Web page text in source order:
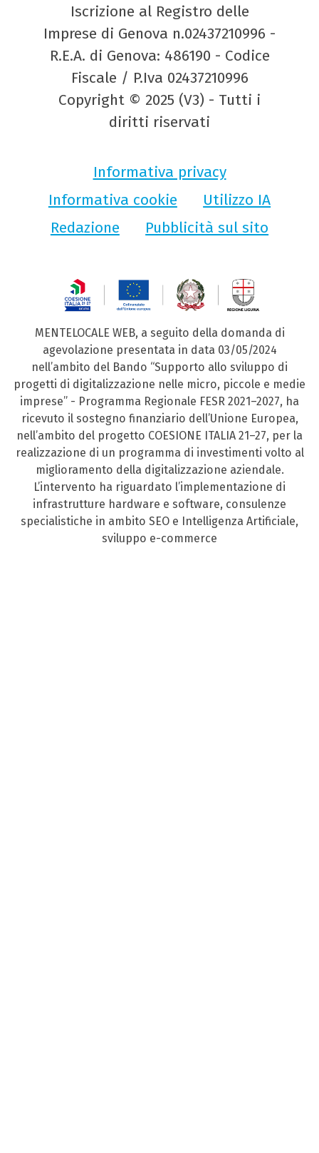
Iscrizione al Registro delle
Imprese di Genova n.02437210996 -
R.E.A. di Genova: 486190 - Codice
Fiscale / P.Iva 02437210996
Copyright © 2025 (V3) - Tutti i
diritti riservati
Informativa privacy
Informativa cookie
Utilizzo IA
Redazione
Pubblicità sul sito
MENTELOCALE WEB, a seguito della domanda di
agevolazione presentata in data 03/05/2024
nell’ambito del Bando “Supporto allo sviluppo di
progetti di digitalizzazione nelle micro, piccole e medie
imprese” - Programma Regionale FESR 2021–2027, ha
ricevuto il sostegno finanziario dell’Unione Europea,
nell’ambito del progetto COESIONE ITALIA 21–27, per la
realizzazione di un programma di investimenti volto al
miglioramento della digitalizzazione aziendale.
L’intervento ha riguardato l’implementazione di
infrastrutture hardware e software, consulenze
specialistiche in ambito SEO e Intelligenza Artificiale,
sviluppo e-commerce